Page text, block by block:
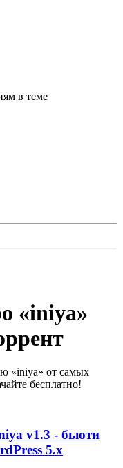
в теме
«iniya»
«iniya» от самых
бесплатно!
v1.3 - бьюти
5.x